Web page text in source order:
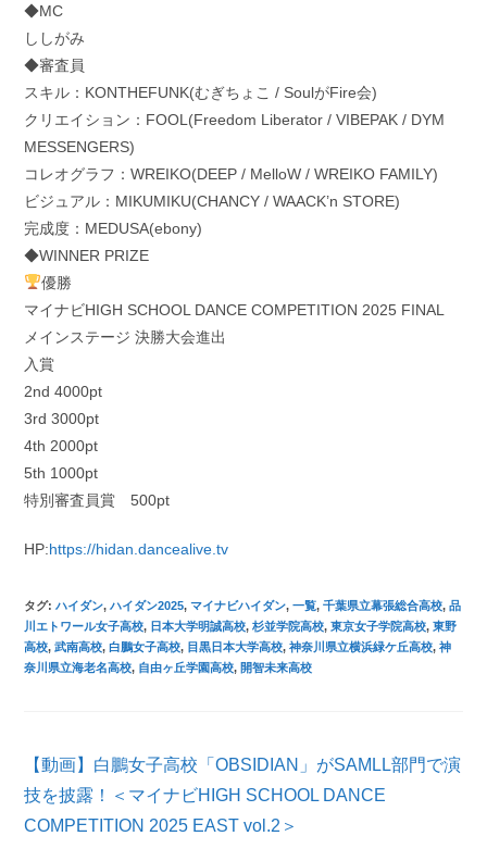
◆MC
ししがみ
◆審査員
スキル：KONTHEFUNK(むぎちょこ / SoulがFire会)
クリエイション：FOOL(Freedom Liberator / VIBEPAK / DYM
MESSENGERS)
コレオグラフ：WREIKO(DEEP / MelloW / WREIKO FAMILY)
ビジュアル：MIKUMIKU(CHANCY / WAACK’n STORE)
完成度：MEDUSA(ebony)
◆WINNER PRIZE
優勝
マイナビHIGH SCHOOL DANCE COMPETITION 2025 FINAL
メインステージ 決勝大会進出
入賞
2nd 4000pt
3rd 3000pt
4th 2000pt
5th 1000pt
特別審査員賞 500pt
HP:https://hidan.dancealive.tv
タグ:ハイダン, ハイダン2025, マイナビハイダン, 一覧, 千葉県立幕張総合高校, 品
川エトワール女子高校, 日本大学明誠高校, 杉並学院高校, 東京女子学院高校, 東野
高校, 武南高校, 白鵬女子高校, 目黒日本大学高校, 神奈川県立横浜緑ケ丘高校, 神
奈川県立海老名高校, 自由ヶ丘学園高校, 開智未来高校
そ
の
他
の
記
【動画】白鵬女子高校「OBSIDIAN」がSAMLL部門で演
技を披露！＜マイナビHIGH SCHOOL DANCE
COMPETITION 2025 EAST vol.2＞